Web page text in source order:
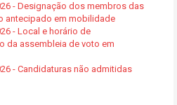
- Designação dos membros das
antecipado em mobilidade
- Local e horário de
da assembleia de voto em
- Candidaturas não admitidas